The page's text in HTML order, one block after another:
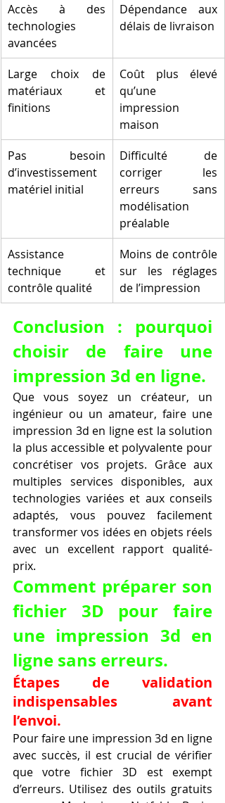
Accès à des
technologies
avancées
Dépendance aux
délais de livraison
Large choix de
matériaux et
finitions
Coût plus élevé
qu’une
impression
maison
Pas besoin
d’investissement
matériel initial
Difficulté de
corriger les
erreurs sans
modélisation
préalable
Assistance
technique et
contrôle qualité
Moins de contrôle
sur les réglages
de l’impression
Conclusion : pourquoi
choisir de faire une
impression 3d en ligne.
Que vous soyez un créateur, un
ingénieur ou un amateur, faire une
impression 3d en ligne est la solution
la plus accessible et polyvalente pour
concrétiser vos projets. Grâce aux
multiples services disponibles, aux
technologies variées et aux conseils
adaptés, vous pouvez facilement
transformer vos idées en objets réels
avec un excellent rapport qualité-
prix.
Comment préparer son
fichier 3D pour faire
une impression 3d en
ligne sans erreurs.
Étapes de validation
indispensables avant
l’envoi.
Pour faire une impression 3d en ligne
avec succès, il est crucial de vérifier
que votre fichier 3D est exempt
d’erreurs. Utilisez des outils gratuits